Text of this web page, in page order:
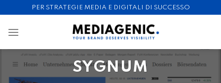
to
content
PER STRATEGIE MEDIA E DIGITALI DI SUCCESSO
SYGNUM